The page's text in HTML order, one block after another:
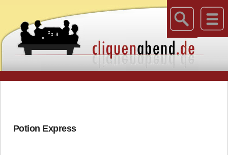
Potion Express